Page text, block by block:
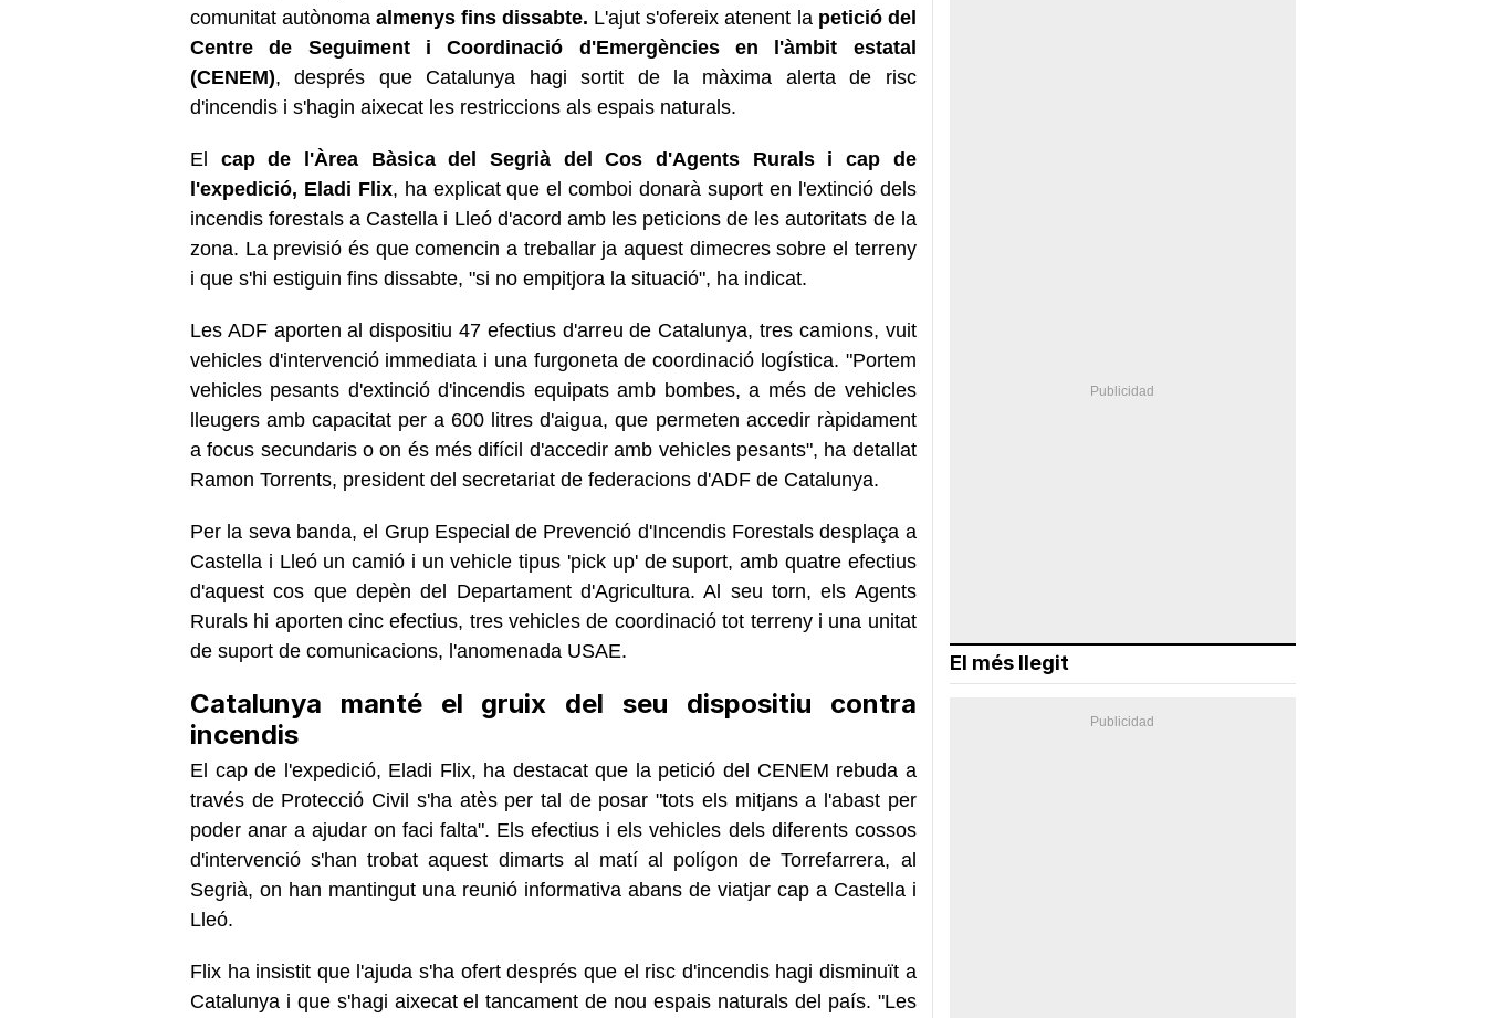
comunitat autònoma almenys fins dissabte. L'ajut s'ofereix atenent la petició del
Centre de Seguiment i Coordinació d'Emergències en l'àmbit estatal
(CENEM), després que Catalunya hagi sortit de la màxima alerta de risc
d'incendis i s'hagin aixecat les restriccions als espais naturals.
El cap de l'Àrea Bàsica del Segrià del Cos d'Agents Rurals i cap de
l'expedició, Eladi Flix, ha explicat que el comboi donarà suport en l'extinció dels
incendis forestals a Castella i Lleó d'acord amb les peticions de les autoritats de la
zona. La previsió és que comencin a treballar ja aquest dimecres sobre el terreny
i que s'hi estiguin fins dissabte, "si no empitjora la situació", ha indicat.
Les ADF aporten al dispositiu 47 efectius d'arreu de Catalunya, tres camions, vuit
vehicles d'intervenció immediata i una furgoneta de coordinació logística. "Portem
vehicles pesants d'extinció d'incendis equipats amb bombes, a més de vehicles
lleugers amb capacitat per a 600 litres d'aigua, que permeten accedir ràpidament
a focus secundaris o on és més difícil d'accedir amb vehicles pesants", ha detallat
Ramon Torrents, president del secretariat de federacions d'ADF de Catalunya.
Per la seva banda, el Grup Especial de Prevenció d'Incendis Forestals desplaça a
Castella i Lleó un camió i un vehicle tipus 'pick up' de suport, amb quatre efectius
d'aquest cos que depèn del Departament d'Agricultura. Al seu torn, els Agents
Rurals hi aporten cinc efectius, tres vehicles de coordinació tot terreny i una unitat
de suport de comunicacions, l'anomenada USAE.
Catalunya manté el gruix del seu dispositiu contra
incendis
El cap de l'expedició, Eladi Flix, ha destacat que la petició del CENEM rebuda a
través de Protecció Civil s'ha atès per tal de posar "tots els mitjans a l'abast per
poder anar a ajudar on faci falta". Els efectius i els vehicles dels diferents cossos
d'intervenció s'han trobat aquest dimarts al matí al polígon de Torrefarrera, al
Segrià, on han mantingut una reunió informativa abans de viatjar cap a Castella i
Lleó.
Flix ha insistit que l'ajuda s'ha ofert després que el risc d'incendis hagi disminuït a
Catalunya i que s'hagi aixecat el tancament de nou espais naturals del país. "Les
El més llegit